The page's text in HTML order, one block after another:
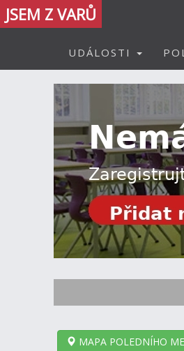
JSEM Z VARŮ
UDÁLOSTI
MAPA POLEDNÍHO